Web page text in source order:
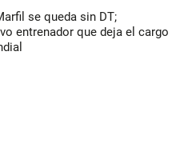
se queda sin DT;
entrenador que deja el cargo